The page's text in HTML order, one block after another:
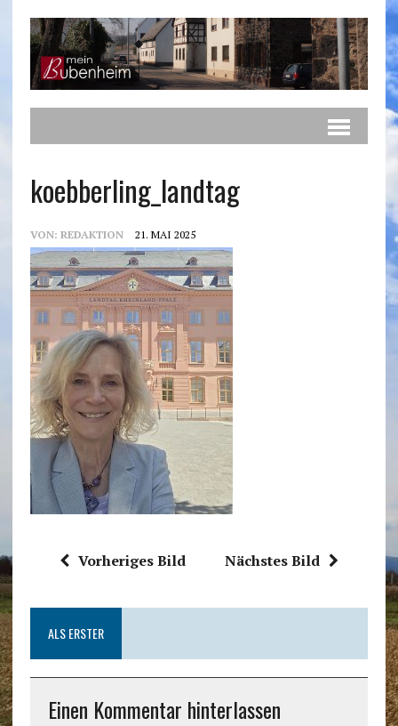
koebberling_landtag
VON: REDAKTION 21. MAI 2025
Vorheriges Bild Nächstes Bild
ALS ERSTER
Einen Kommentar hinterlassen